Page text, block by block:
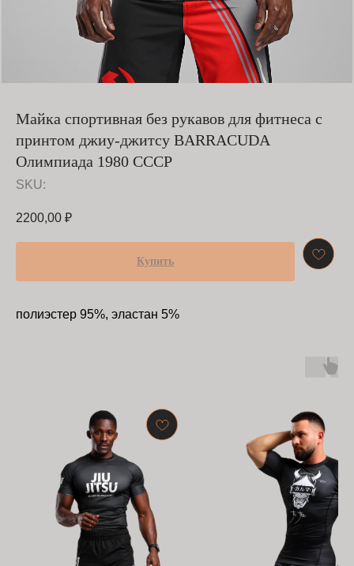
Майка спортивная без рукавов для фитнеса с
принтом джиу-джитсу BARRACUDA
Олимпиада 1980 СССР
SKU:
2200,00 ₽
Купить
полиэстер 95%, эластан 5%
БАРРАКУДА